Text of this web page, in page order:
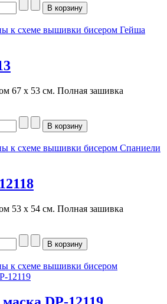
67 х 53 см. Полная зашивка
53 х 54 см. Полная зашивка